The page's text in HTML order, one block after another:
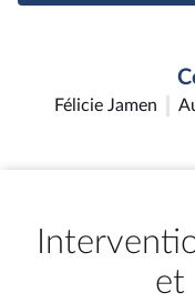
Félicie Jamen
et